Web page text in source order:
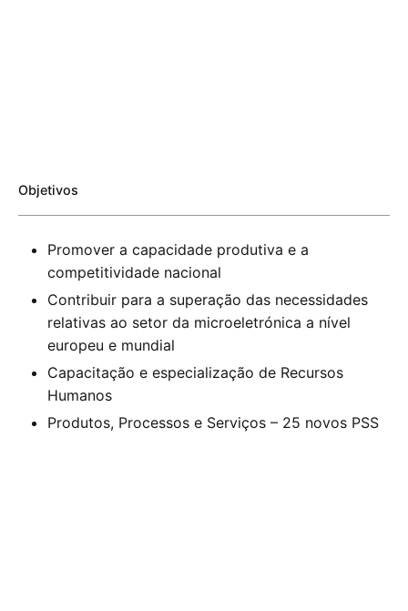
Objetivos
Promover a capacidade produtiva e a
competitividade nacional
Contribuir para a superação das necessidades
relativas ao setor da microeletrónica a nível
europeu e mundial
Capacitação e especialização de Recursos
Humanos
Produtos, Processos e Serviços – 25 novos PSS